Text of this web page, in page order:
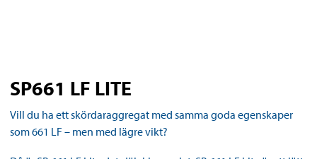
SP661 LF LITE
Vill du ha ett skördaraggregat med samma goda egenskaper
som 661 LF – men med lägre vikt?